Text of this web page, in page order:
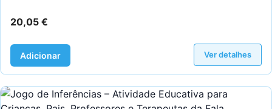
20,05 €
Adicionar Ver detalhes